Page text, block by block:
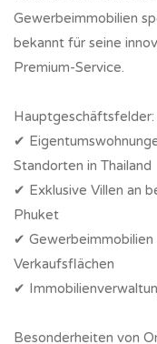
Gewerbeimmobilien
bekannt für seine
Premium-Service.
Hauptgeschäftsfelder:
✔
Standorten in Thailand
✔ Exklusive Villen an
Phuket
✔
Verkaufsflächen
✔
Besonderheiten von